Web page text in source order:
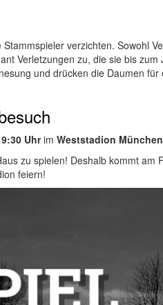
verzichten. Sowohl
Verletzungen zu, die sie bis zum
und drücken die Daumen
Uhrim Weststadion München
zu spielen! Deshalb kommt am
feiern!